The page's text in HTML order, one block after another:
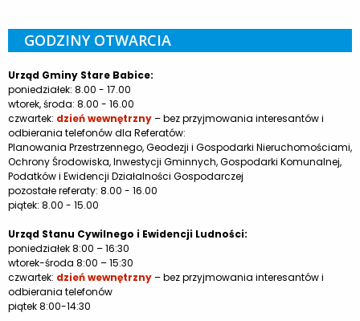
GODZINY OTWARCIA
Urząd Gminy Stare Babice:
poniedziałek: 8.00 - 17.00
wtorek, środa: 8.00 - 16.00
czwartek: dzień wewnętrzny– bez przyjmowania interesantów i
odbierania telefonów dla Referatów:
Planowania Przestrzennego, Geodezji i Gospodarki Nieruchomościami,
Ochrony Środowiska, Inwestycji Gminnych, Gospodarki Komunalnej,
Podatków i Ewidencji Działalności Gospodarczej
pozostałe referaty: 8.00 - 16.00
piątek: 8.00 - 15.00
Urząd Stanu Cywilnego i Ewidencji Ludności:
poniedziałek 8:00 – 16:30
wtorek-środa 8:00 – 15:30
czwartek: dzień wewnętrzny– bez przyjmowania interesantów i
odbierania telefonów
piątek 8:00-14:30